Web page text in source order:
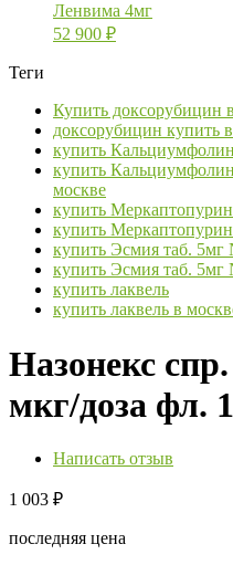
Ленвима 4мг
52 900 ₽
Теги
Купить доксорубицин
доксорубицин купить
купить
купить
москве
купить
купить
купить Эсмия таб.
купить Эсмия таб.
купить лаквель
купить лаквель в
Назонекс
мкг/доза фл.
Написать отзыв
1 003 ₽
последняя цена